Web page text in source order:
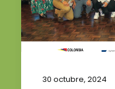
30 octubre, 2024